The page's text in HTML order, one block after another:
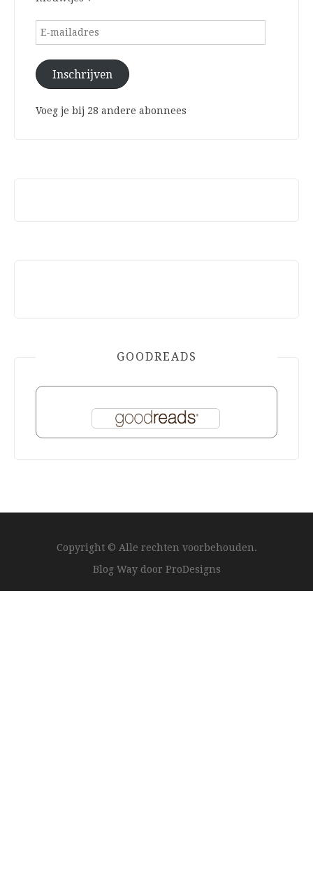
E-
Inschrijven
Voeg je bij 28 andere abonnees
GOODREADS
Copyright © Alle rechten voorbehouden.
Blog Way door ProDesigns